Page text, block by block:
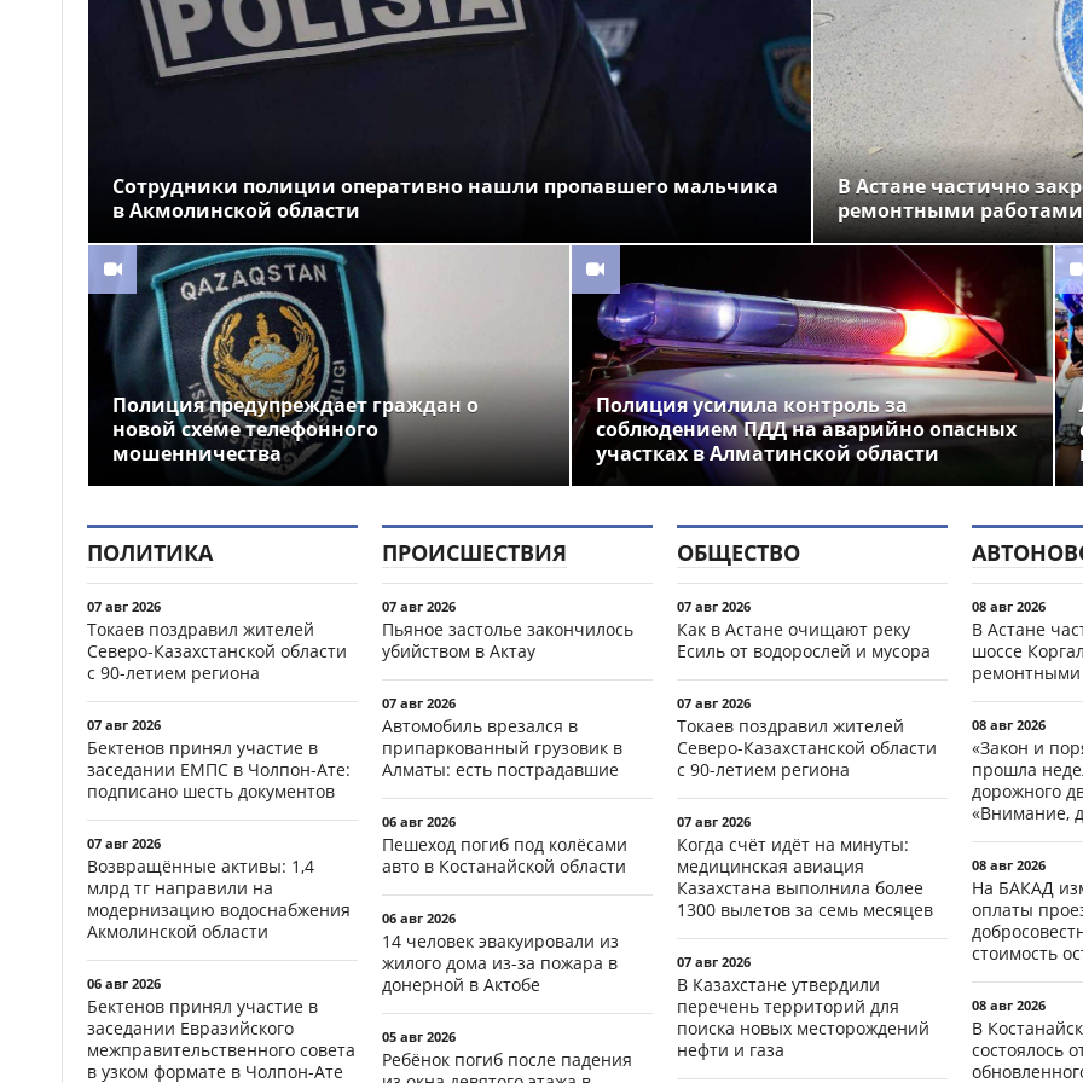
мероприятий
Как в Астане очищают
жителей Северо-
Казахстанской области с 90-
18:28
Когда счёт идёт на
минуты: медицинская авиация
Казахстана выполнила более
1300 вылетов за семь месяцев
Сотрудники полиции оперативно нашли пропавшего мальчика
в Акмолинской области
В Астане частично
ремонтными работами
Полиция предупреждает граждан о
новой схеме телефонного
мошенничества
Полиция усилила контроль за
соблюдением ПДД на аварийно опасных
участках в Алматинской области
ПОЛИТИКА
07 авг 2026
Токаев поздравил жителей
Северо-Казахстанской области
с 90-летием региона
07 авг 2026
Бектенов принял участие в
заседании ЕМПС в Чолпон-Ате:
подписано шесть документов
07 авг 2026
Возвращённые активы: 1,4
млрд тг направили на
модернизацию водоснабжения
Акмолинской области
06 авг 2026
Бектенов принял участие в
заседании Евразийского
межправительственного совета
в узком формате в Чолпон-Ате
ПРОИСШЕСТВИЯ
07 авг 2026
Пьяное застолье закончилось
убийством в Актау
07 авг 2026
Автомобиль врезался в
припаркованный грузовик в
Алматы: есть пострадавшие
06 авг 2026
Пешеход погиб под колёсами
авто в Костанайской области
06 авг 2026
14 человек эвакуировали из
жилого дома из-за пожара в
донерной в Актобе
05 авг 2026
Ребёнок погиб после падения
ОБЩЕСТВО
07 авг 2026
Как в Астане очищают реку
Есиль от водорослей и мусора
07 авг 2026
Токаев поздравил жителей
Северо-Казахстанской области
с 90-летием региона
07 авг 2026
Когда счёт идёт на минуты:
медицинская авиация
Казахстана выполнила более
1300 вылетов за семь месяцев
07 авг 2026
В Казахстане утвердили
перечень территорий для
поиска новых месторождений
нефти и газа
08 авг 2026
В Астане
шоссе
08 авг 2026
«Закон и
прошла
дорожного
«Внимание,
08 авг 2026
На БАКАД
оплаты
стоимость
08 авг 2026
В
состоялось